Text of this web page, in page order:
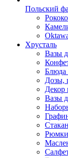
Польский
Хрусталь
Вазы
Блюда
Дозы,
Декор
Вазы
Рюмки